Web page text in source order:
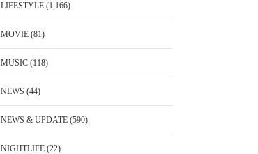
LIFESTYLE(1,166)
MOVIE(81)
MUSIC(118)
NEWS (44)
NEWS & UPDATE(590)
NIGHTLIFE(22)